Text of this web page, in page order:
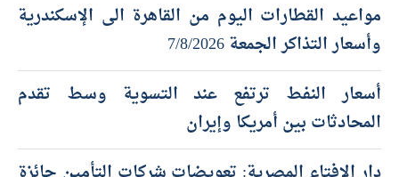
مواعيد القطارات اليوم من القاهرة الى الإسكندرية
وأسعار التذاكر الجمعة 7/8/2026
أسعار النفط ترتفع عند التسوية وسط تقدم
المحادثات بين أمريكا وإيران